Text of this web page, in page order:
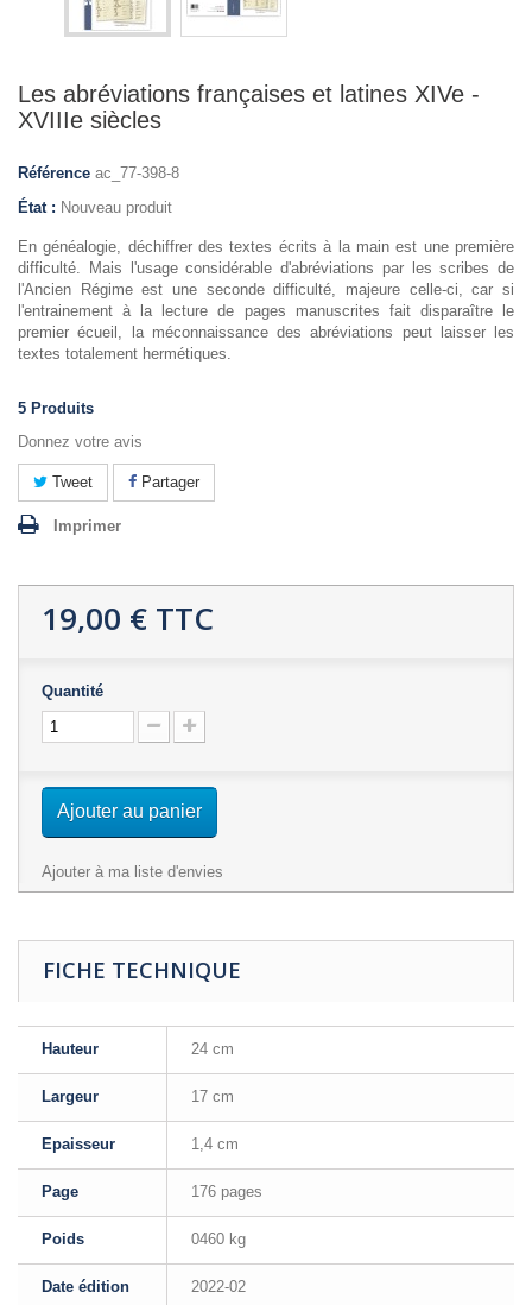
Les abréviations françaises et latines XIVe -
XVIIIe siècles
Référence ac_77-398-8
État : Nouveau produit
En généalogie, déchiffrer des textes écrits à la main est une première
difficulté. Mais l'usage considérable d'abréviations par les scribes de
l'Ancien Régime est une seconde difficulté, majeure celle-ci, car si
l'entrainement à la lecture de pages manuscrites fait disparaître le
premier écueil, la méconnaissance des abréviations peut laisser les
textes totalement hermétiques.
5 Produits
Donnez votre avis
Tweet Partager
Imprimer
19,00 € TTC
Quantité
Ajouter au panier
Ajouter à ma liste d'envies
FICHE TECHNIQUE
Hauteur 24 cm
Largeur 17 cm
Epaisseur 1,4 cm
Page 176 pages
Poids 0460 kg
Date édition 2022-02